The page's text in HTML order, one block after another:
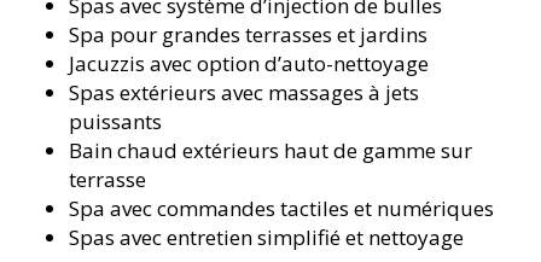
Spa pour grandes terrasses et jardins
Jacuzzis avec option d’auto-nettoyage
Spas extérieurs avec massages à jets
puissants
Bain chaud extérieurs haut de gamme sur
terrasse
Spa avec commandes tactiles et numériques
Spas avec entretien simplifié et nettoyage